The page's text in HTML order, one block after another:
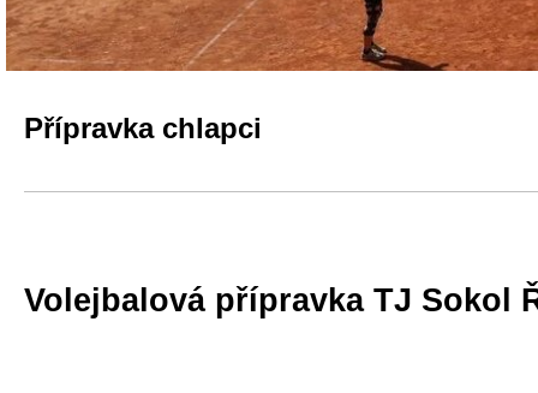
Přípravka chlapci
Volejbalová přípravka TJ Sokol